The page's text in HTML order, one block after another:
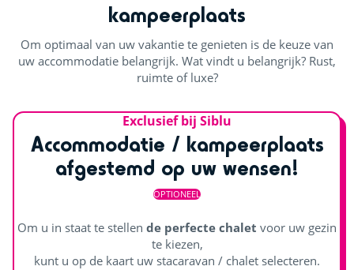
kampeerplaats
Om optimaal van uw vakantie te genieten is de keuze van
uw accommodatie belangrijk. Wat vindt u belangrijk? Rust,
ruimte of luxe?
Exclusief bij Siblu
Accommodatie / kampeerplaats
afgestemd op uw wensen!
OPTIONEEL
Om u in staat te stellen de perfecte chalet voor uw gezin
te kiezen,
kunt u op de kaart uw stacaravan / chalet selecteren.